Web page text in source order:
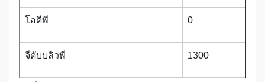
โอดีพี 0
จีดับบลิวพี 1300